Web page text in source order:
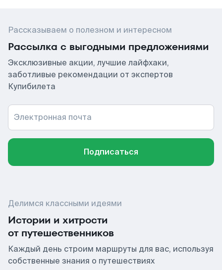
Рассказываем о полезном и интересном
Рассылка с выгодными предложениями
Эксклюзивные акции, лучшие лайфхаки,
заботливые рекомендации от экспертов
Купибилета
Электронная почта
Подписаться
Делимся классными идеями
Истории и хитрости
от путешественников
Каждый день строим маршруты для вас, используя
собственные знания о путешествиях